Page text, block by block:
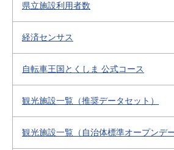
県立施設利用者数
経済センサス
自転車王国とくしま 公式コース
観光施設一覧（推奨データセット）
観光施設一覧（自治体標準オープンデ